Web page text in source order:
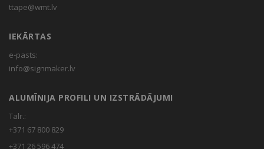
ttape@wmt.lv
IEKĀRTAS
e-pasts:
info@signmaker.lv
ALUMĪNIJA PROFILI UN IZSTRĀDĀJUMI
Talr.:
+371 67 800 829
+371 26 596 474